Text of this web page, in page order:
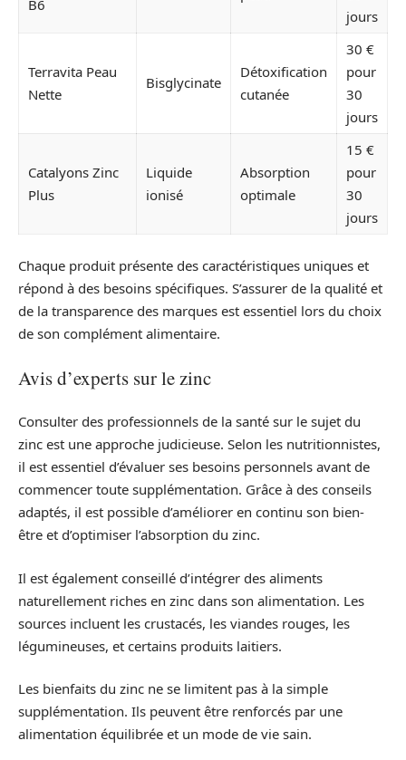
B6
jours
Terravita Peau
Nette
Bisglycinate
Détoxification
cutanée
30 €
pour
30
jours
Catalyons Zinc
Plus
Liquide
ionisé
Absorption
optimale
15 €
pour
30
jours
Chaque produit présente des caractéristiques uniques et
répond à des besoins spécifiques. S’assurer de la qualité et
de la transparence des marques est essentiel lors du choix
de son complément alimentaire.
Avis d’experts sur le zinc
Consulter des professionnels de la santé sur le sujet du
zinc est une approche judicieuse. Selon les nutritionnistes,
il est essentiel d’évaluer ses besoins personnels avant de
commencer toute supplémentation. Grâce à des conseils
adaptés, il est possible d’améliorer en continu son bien-
être et d’optimiser l’absorption du zinc.
Il est également conseillé d’intégrer des aliments
naturellement riches en zinc dans son alimentation. Les
sources incluent les crustacés, les viandes rouges, les
légumineuses, et certains produits laitiers.
Les bienfaits du zinc ne se limitent pas à la simple
supplémentation. Ils peuvent être renforcés par une
alimentation équilibrée et un mode de vie sain.